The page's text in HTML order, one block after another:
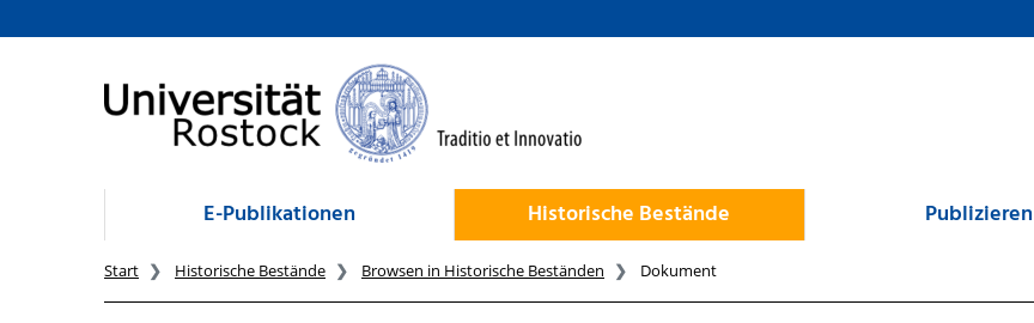
zum Inhalt
E-Publikationen Historische Bestände Publizieren
Start Historische Bestände Browsen in Historische Beständen Dokument